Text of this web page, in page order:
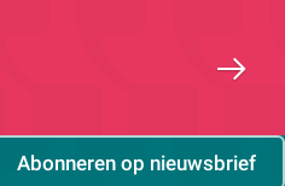
Abonneren op nieuwsbrief